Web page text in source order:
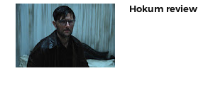
Hokum review